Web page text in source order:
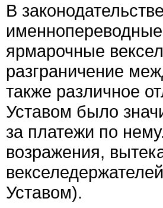
В
ярмарочные
разграничение
также различное
Уставом было
за платежи по
возражения,
Уставом).